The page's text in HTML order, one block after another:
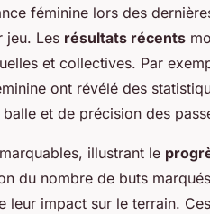
féminine lors des
jeu. Les résultats récents
et collectives. Par
ont révélé des
et de précision des
illustrant le
du nombre de buts
leur impact sur le terrain.